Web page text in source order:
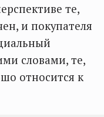
те,
и покупателя
словами, те,
относится к